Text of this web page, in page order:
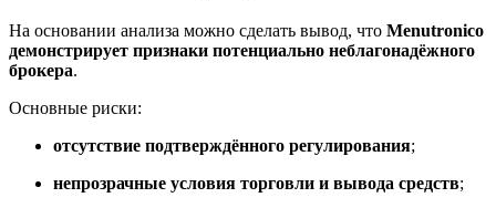
На основании анализа можно сделать вывод, что Menutronico
демонстрирует признаки потенциально неблагонадёжного
брокера.
Основные риски:
отсутствие подтверждённого регулирования;
непрозрачные условия торговли и вывода средств;